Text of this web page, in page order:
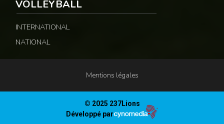
VOLLEYBALL
INTERNATIONAL
NATIONAL
Mentions légales
© 2025 237Lions
Développé par